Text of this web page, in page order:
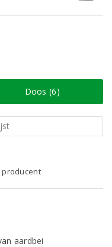
Doos (6)
aardbei